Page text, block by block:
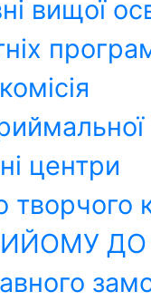
вищої
центри
творчого
ДО